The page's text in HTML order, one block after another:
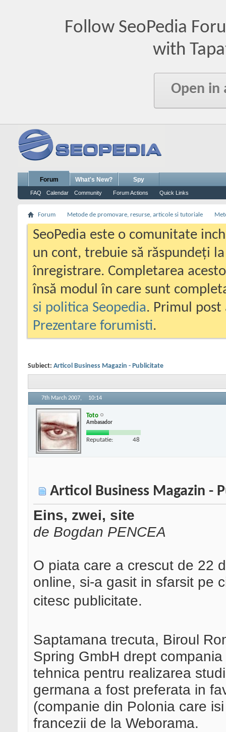
Follow SeoPedia
with
Open in
Forum
FAQ Calendar Community Forum Actions Quick Links
What's New? Spy
Forum Metode de promovare, resurse, articole si tutoriale
SeoPedia este o comunitate
un cont, trebuie să răspundeți
înregistrare. Completarea
însă modul în care sunt
si politica Seopedia. Primul
Prezentare forumisti.
Subiect: Articol Business Magazin - Publicitate
7th March 2007, 10:14
Toto
Ambasador
Reputatie: 48
Articol Business Magazin -
Eins, zwei, site
de Bogdan PENCEA
O piata care a crescut de 22
online, si-a gasit in sfarsit pe
citesc publicitate.
Saptamana trecuta, Biroul
Spring GmbH drept
tehnica pentru realizarea
germana a fost preferata in
(companie din Polonia care
francezii de la Weborama.